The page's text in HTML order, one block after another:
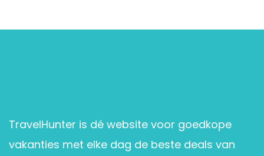
TravelHunter is dé website voor goedkope
vakanties met elke dag de beste deals van